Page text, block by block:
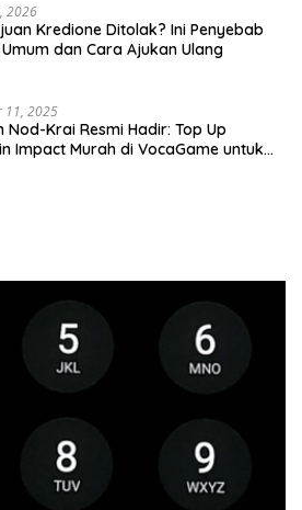
2026
Kredione Ditolak? Ini Penyebab
dan Cara Ajukan Ulang
11, 2025
Nod-Krai Resmi Hadir: Top Up
Impact Murah di VocaGame untuk